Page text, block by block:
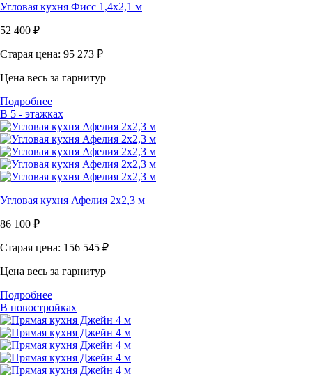
Угловая кухня Фисс 1,4х2,1 м
52 400 ₽
Старая цена: 95 273 ₽
Цена весь за гарнитур
Подробнее
В 5 - этажках
Угловая кухня Афелия 2х2,3 м
86 100 ₽
Старая цена: 156 545 ₽
Цена весь за гарнитур
Подробнее
В новостройках